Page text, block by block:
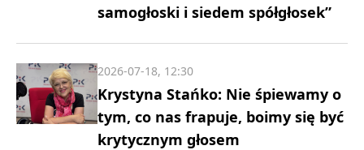
samogłoski i siedem spółgłosek”
Krystyna Stańko: Nie śpiewamy o
tym, co nas frapuje, boimy się być
krytycznym głosem
2026-07-18, 12:30